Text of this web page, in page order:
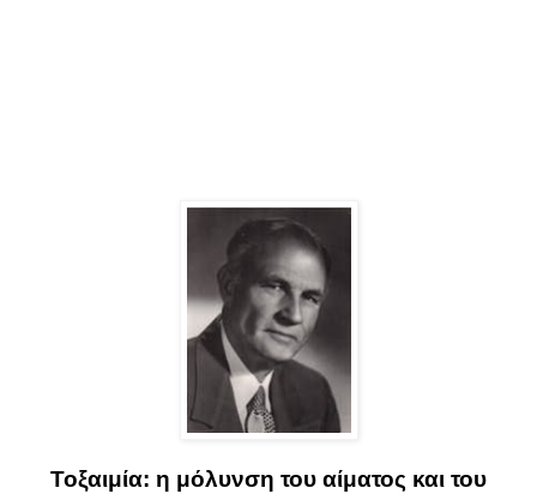
Τοξαιμία: η μόλυνση του αίματος και του